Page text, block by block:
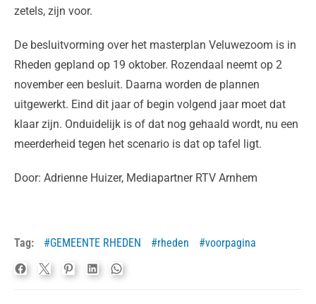
zetels, zijn voor.
De besluitvorming over het masterplan Veluwezoom is in
Rheden gepland op 19 oktober. Rozendaal neemt op 2
november een besluit. Daarna worden de plannen
uitgewerkt. Eind dit jaar of begin volgend jaar moet dat
klaar zijn. Onduidelijk is of dat nog gehaald wordt, nu een
meerderheid tegen het scenario is dat op tafel ligt.
Door: Adrienne Huizer, Mediapartner RTV Arnhem
Tag: GEMEENTE RHEDEN rheden voorpagina